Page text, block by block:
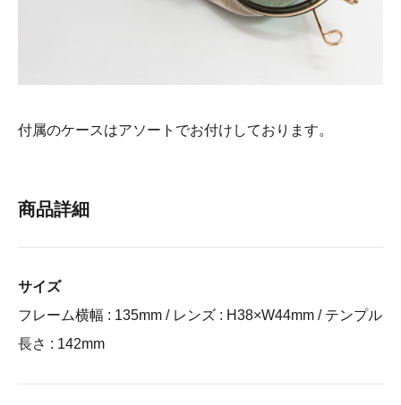
付属のケースはアソートでお付けしております。
商品詳細
サイズ
フレーム横幅 : 135mm / レンズ : H38×W44mm / テンプル
長さ : 142mm